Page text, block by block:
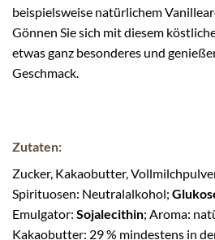
beispielsweise natürlichem
Gönnen Sie sich mit diesem
etwas ganz besonderes und
Geschmack.
Zutaten:
Zucker, Kakaobutter,
Spirituosen: Neutralalkohol;
Emulgator: Sojalecithin; Aroma:
Kakaobutter: 29 % mindestens in